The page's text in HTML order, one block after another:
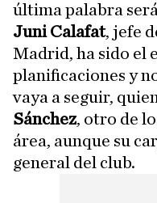
última palabra
Juni Calafat, jefe
Madrid, ha sido el
planificaciones y
vaya a seguir,
Sánchez, otro de
área, aunque su
general del club.